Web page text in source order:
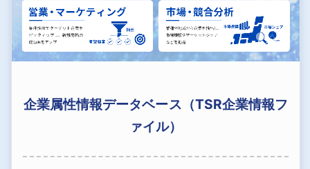
企業属性情報データベース（TSR企業情報フ
ァイル）